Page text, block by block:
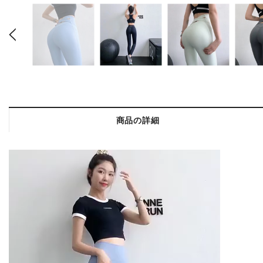
商品の詳細